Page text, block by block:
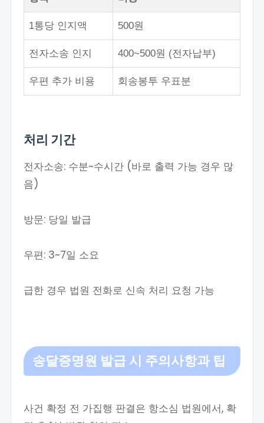
1통당 인지액 500원
전자소송 인지 400~500원 (전자납부)
우편 추가 비용 회송봉투 우표분
처리 기간
전자소송: 수분~수시간 (바로 출력 가능 경우 많
음)
방문: 당일 발급
우편: 3~7일 소요
급한 경우 법원 전화로 신속 처리 요청 가능
송달증명원 발급 시 주의사항과 팁
사건 확정 전 가집행 판결은 항소심 법원에서, 확